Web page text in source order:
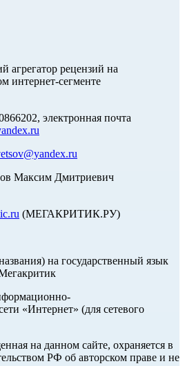
агрегатор рецензий на
интернет-сегменте
электронная почта
Максим Дмитриевич
(МЕГАКРИТИК.РУ)
на государственный язык
«Интернет» (для сетевого
на данном сайте, охраняется в
РФ об авторском праве и не